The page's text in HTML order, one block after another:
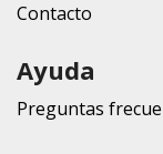
Contacto
Ayuda
Preguntas